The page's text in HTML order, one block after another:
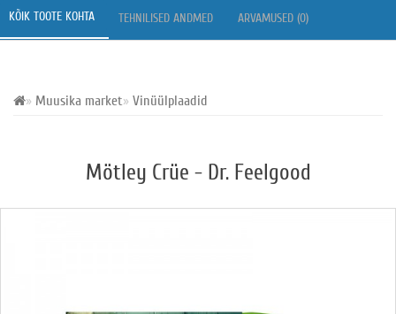
Muusika market Vinüülplaadid
Mötley Crüe - Dr. Feelgood
KÕIK TOOTE KOHTA TEHNILISED ANDMED ARVAMUSED (0)